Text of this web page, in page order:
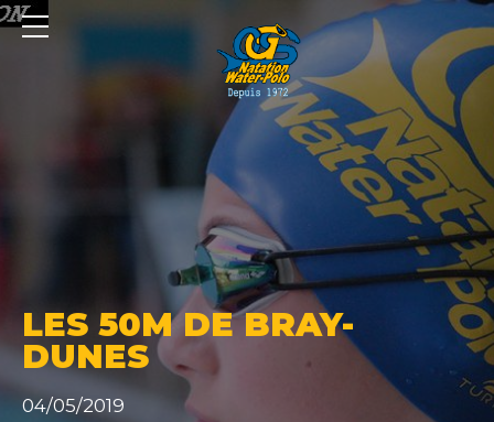
LES 50M DE BRAY-
DUNES
04/05/2019
Panneau de gestion des cookies